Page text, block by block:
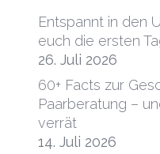
Entspannt in den
euch die ersten
26. Juli 2026
60+ Facts zur
Paarberatung –
verrät
14. Juli 2026